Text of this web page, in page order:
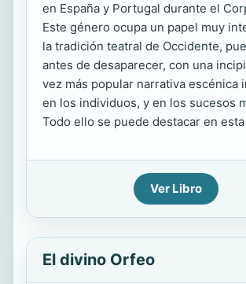
en España y Portugal durante el
Este género ocupa un papel muy
la tradición teatral de Occidente,
antes de desaparecer, con una
vez más popular narrativa escénica
en los individuos, y en los sucesos
Todo ello se puede destacar en
Ver Libro
El divino Orfeo